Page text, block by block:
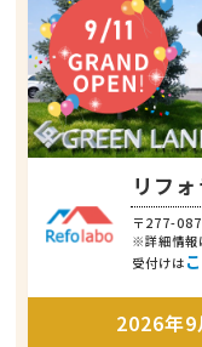
リフ
〒277-
※詳細情報
受付けは
2026年9